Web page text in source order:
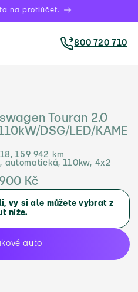
na protiúčet.
800 720 710
Touran 2.0
DSG/LED/KAME
159 942 km
automatická, 110kw, 4x2
Kč
vy si ale můžete vybrat z
níže.
auto